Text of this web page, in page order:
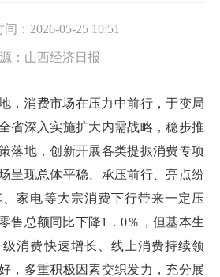
： 2026-05-25 10:51
： 山西经济日报
，消费市场在压力中前行，于变局
省深入实施扩大内需战略，稳步推
落地，创新开展各类提振消费专项
呈现总体平稳、承压前行、亮点纷
家电等大宗消费下行带来一定压
售总额同比下降1．0％，但基本生
消费快速增长、线上消费持续领
，多重积极因素交织发力，充分展